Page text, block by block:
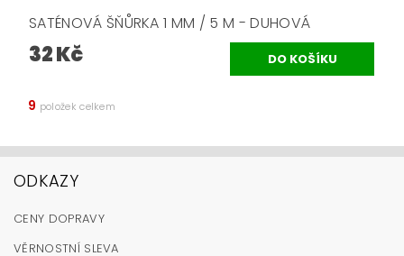
SATÉNOVÁ ŠŇŮRKA 1 MM / 5 M - DUHOVÁ
32 Kč
9 položek celkem
ODKAZY
CENY DOPRAVY
VĚRNOSTNÍ SLEVA